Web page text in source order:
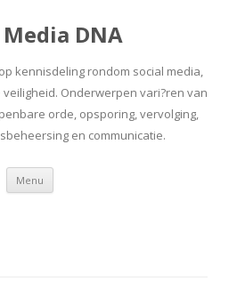
DNA
kennisdeling rondom social media,
Onderwerpen vari?ren van
orde, opsporing, vervolging,
en communicatie.
Menu Spring
inhoud